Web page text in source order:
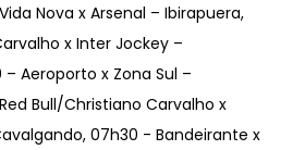
Nova x Arsenal – Ibirapuera,
x Inter Jockey –
Aeroporto x Zona Sul –
Bull/Christiano Carvalho x
07h30 - Bandeirante x